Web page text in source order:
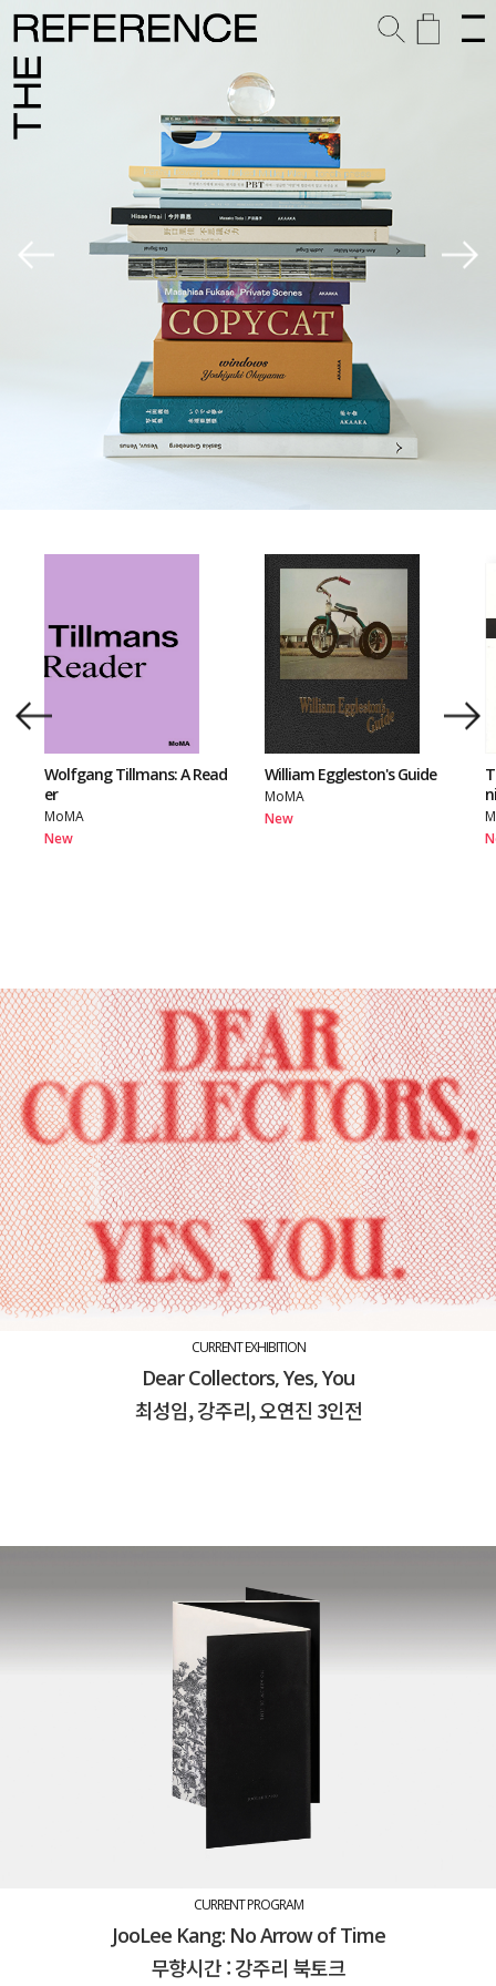
Wolfgang Tillmans: A Read
er
MoMA
New
William Eggleston's Guide
MoMA
New
CURRENT EXHIBITION
Dear Collectors, Yes, You
최성임, 강주리, 오연진 3인전
CURRENT PROGRAM
JooLee Kang: No Arrow of Time
무향시간 : 강주리 북토크